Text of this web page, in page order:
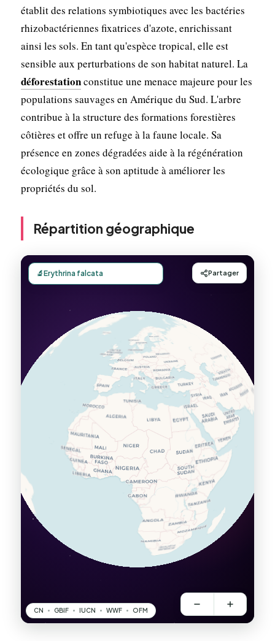
établit des relations symbiotiques avec les bactéries
rhizobactériennes fixatrices d'azote, enrichissant
ainsi les sols. En tant qu'espèce tropical, elle est
sensible aux perturbations de son habitat naturel. La
déforestationconstitue une menace majeure pour les
populations sauvages en Amérique du Sud. L'arbre
contribue à la structure des formations forestières
côtières et offre un refuge à la faune locale. Sa
présence en zones dégradées aide à la régénération
écologique grâce à son aptitude à améliorer les
propriétés du sol.
Répartition géographique